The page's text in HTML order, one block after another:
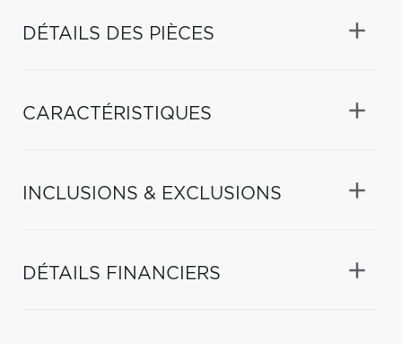
DÉTAILS DES PIÈCES
CARACTÉRISTIQUES
INCLUSIONS & EXCLUSIONS
DÉTAILS FINANCIERS